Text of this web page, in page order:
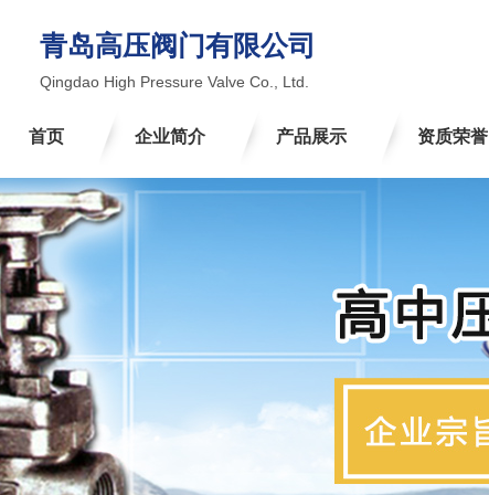
青岛高压阀门有限公司
Qingdao High Pressure Valve Co., Ltd.
首页 企业简介 产品展示 资质荣誉